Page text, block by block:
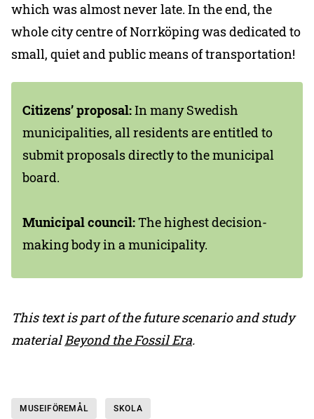
which was almost never late. In the end, the
whole city centre of Norrköping was dedicated to
small, quiet and public means of transportation!
Citizens’ proposal:In many Swedish
municipalities, all residents are entitled to
submit proposals directly to the municipal
board.
Municipal council:The highest decision-
making body in a municipality.
This text is part of the future scenario and study
materialBeyond the Fossil Era.
MUSEIFÖREMÅL SKOLA